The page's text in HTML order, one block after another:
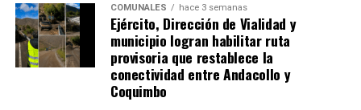
COMUNALES hace 3 semanas
Ejército, Dirección de Vialidad y
municipio logran habilitar ruta
provisoria que restablece la
conectividad entre Andacollo y
Coquimbo